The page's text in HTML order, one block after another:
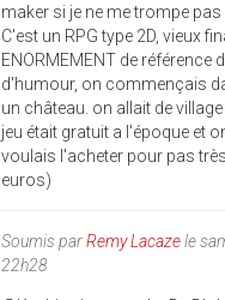
maker si je ne me trompe pas
C'est un RPG type 2D, vieux
ENORMEMENT de référence
d'humour, on commençais
un château. on allait de
jeu était gratuit a l'époque et
voulais l'acheter pour pas
euros)
Soumis parRemy Lacazele
22h28